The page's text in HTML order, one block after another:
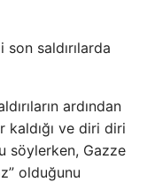
saldırılarda
ardından
kaldığı ve diri diri
söylerken, Gazze
olduğunu